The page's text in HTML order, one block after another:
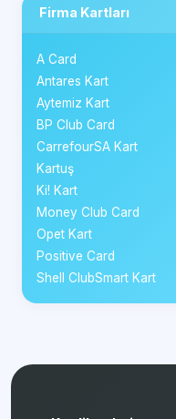
Firma Kartları
A Card
Antares Kart
Aytemiz Kart
BP Club Card
CarrefourSA Kart
Kartuş
Ki! Kart
Money Club Card
Opet Kart
Positive Card
Shell ClubSmart Kart